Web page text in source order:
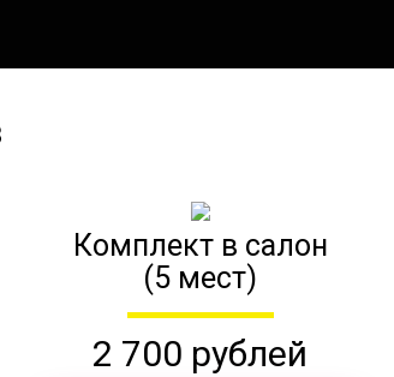
Комплект в салон
(5 мест)
2 700 рублей